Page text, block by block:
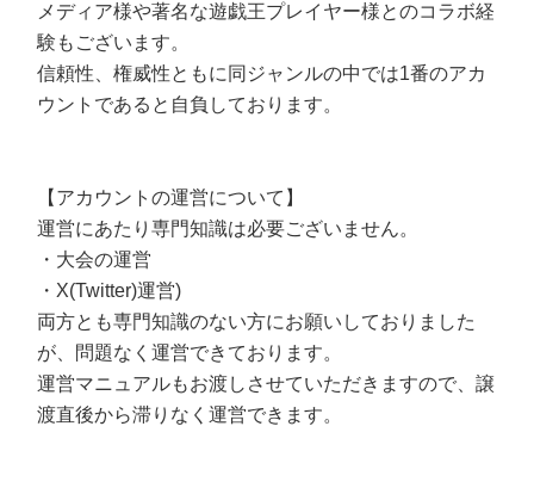
メディア様や著名な遊戯王プレイヤー様とのコラボ経
験もございます。
信頼性、権威性ともに同ジャンルの中では1番のアカ
ウントであると自負しております。
【アカウントの運営について】
運営にあたり専門知識は必要ございません。
・大会の運営
・X(Twitter)運営)
両方とも専門知識のない方にお願いしておりました
が、問題なく運営できております。
運営マニュアルもお渡しさせていただきますので、譲
渡直後から滞りなく運営できます。